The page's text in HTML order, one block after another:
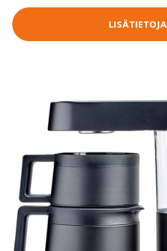
LISÄTIETOJA